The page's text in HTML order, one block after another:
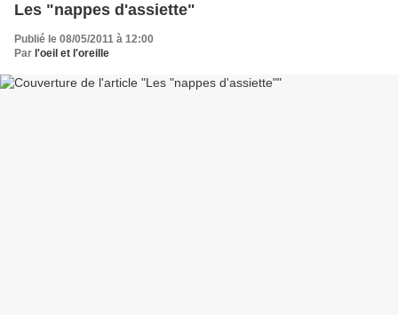
Les "nappes d'assiette"
Publié le 08/05/2011 à 12:00
Par l'oeil et l'oreille